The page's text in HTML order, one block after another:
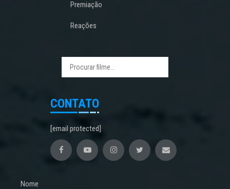
Premiação
Reações
CONTATO
[email protected]
Nome